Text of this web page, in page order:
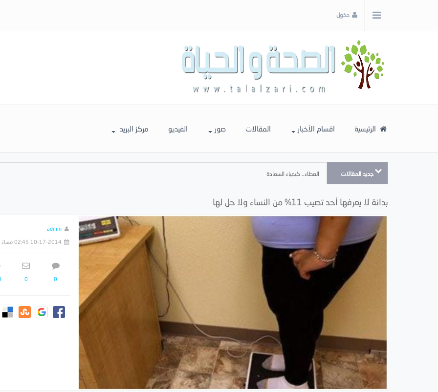
دخول
الرئيسية اقسام الأخبار المقالات صور الفيديو مركز البريد
جديد المقالات العطاء.. كيمياء السعادة
بدانة لا يعرفها أحد تصيب 11% من النساء ولا حل لها
admin
10-17-2014 02:45 مساءً
0
0